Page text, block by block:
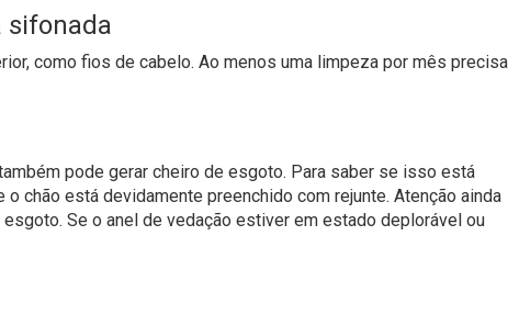
sifonada
como fios de cabelo. Ao menos uma limpeza por mês precisa
pode gerar cheiro de esgoto. Para saber se isso está
chão está devidamente preenchido com rejunte. Atenção ainda
Se o anel de vedação estiver em estado deplorável ou